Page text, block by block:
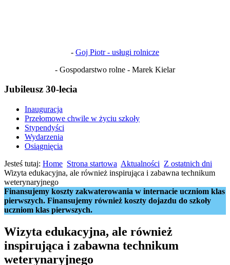
- Goj Piotr - usługi rolnicze
- Gospodarstwo rolne - Marek Kielar
Jubileusz 30-lecia
Inauguracja
Przełomowe chwile w życiu szkoły
Stypendyści
Wydarzenia
Osiągnięcia
Jesteś tutaj: Home Strona startowa Aktualności Z ostatnich dni
Wizyta edukacyjna, ale również inspirująca i zabawna technikum
weterynaryjnego
Finansujemy koszty zakwaterowania w internacie uczniom klas
pierwszych. Finansujemy również koszty dojazdu do szkoły
uczniom klas pierwszych.
Wizyta edukacyjna, ale również
inspirująca i zabawna technikum
weterynaryjnego